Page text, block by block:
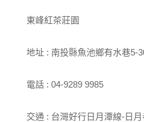
東峰紅茶莊園
地址 : 南投縣魚池鄉有水巷5-
電話 : 04-9289 9985
交通 : 台灣好行日月潭線-日